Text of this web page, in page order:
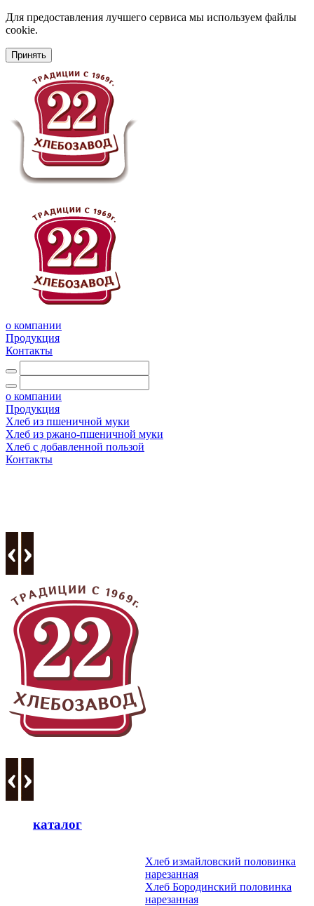
Для предоставления лучшего сервиса мы используем файлы
cookie.
Принять
о компании
Продукция
Контакты
о компании
Продукция
Хлеб из пшеничной муки
Хлеб из ржано-пшеничной муки
Хлеб с добавленной пользой
Контакты
каталог
Хлеб измайловский половинка
нарезанная
Хлеб Бородинский половинка
нарезанная